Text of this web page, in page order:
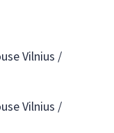
Vilnius /
Vilnius /